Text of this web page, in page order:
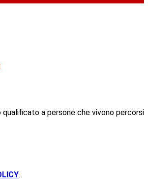
a persone che vivono percorsi
.